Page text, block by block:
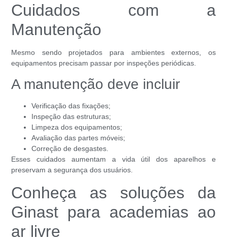
Cuidados com a
Manutenção
Mesmo sendo projetados para ambientes externos, os
equipamentos precisam passar por inspeções periódicas.
A manutenção deve incluir
Verificação das fixações;
Inspeção das estruturas;
Limpeza dos equipamentos;
Avaliação das partes móveis;
Correção de desgastes.
Esses cuidados aumentam a vida útil dos aparelhos e
preservam a segurança dos usuários.
Conheça as soluções da
Ginast para academias ao
ar livre